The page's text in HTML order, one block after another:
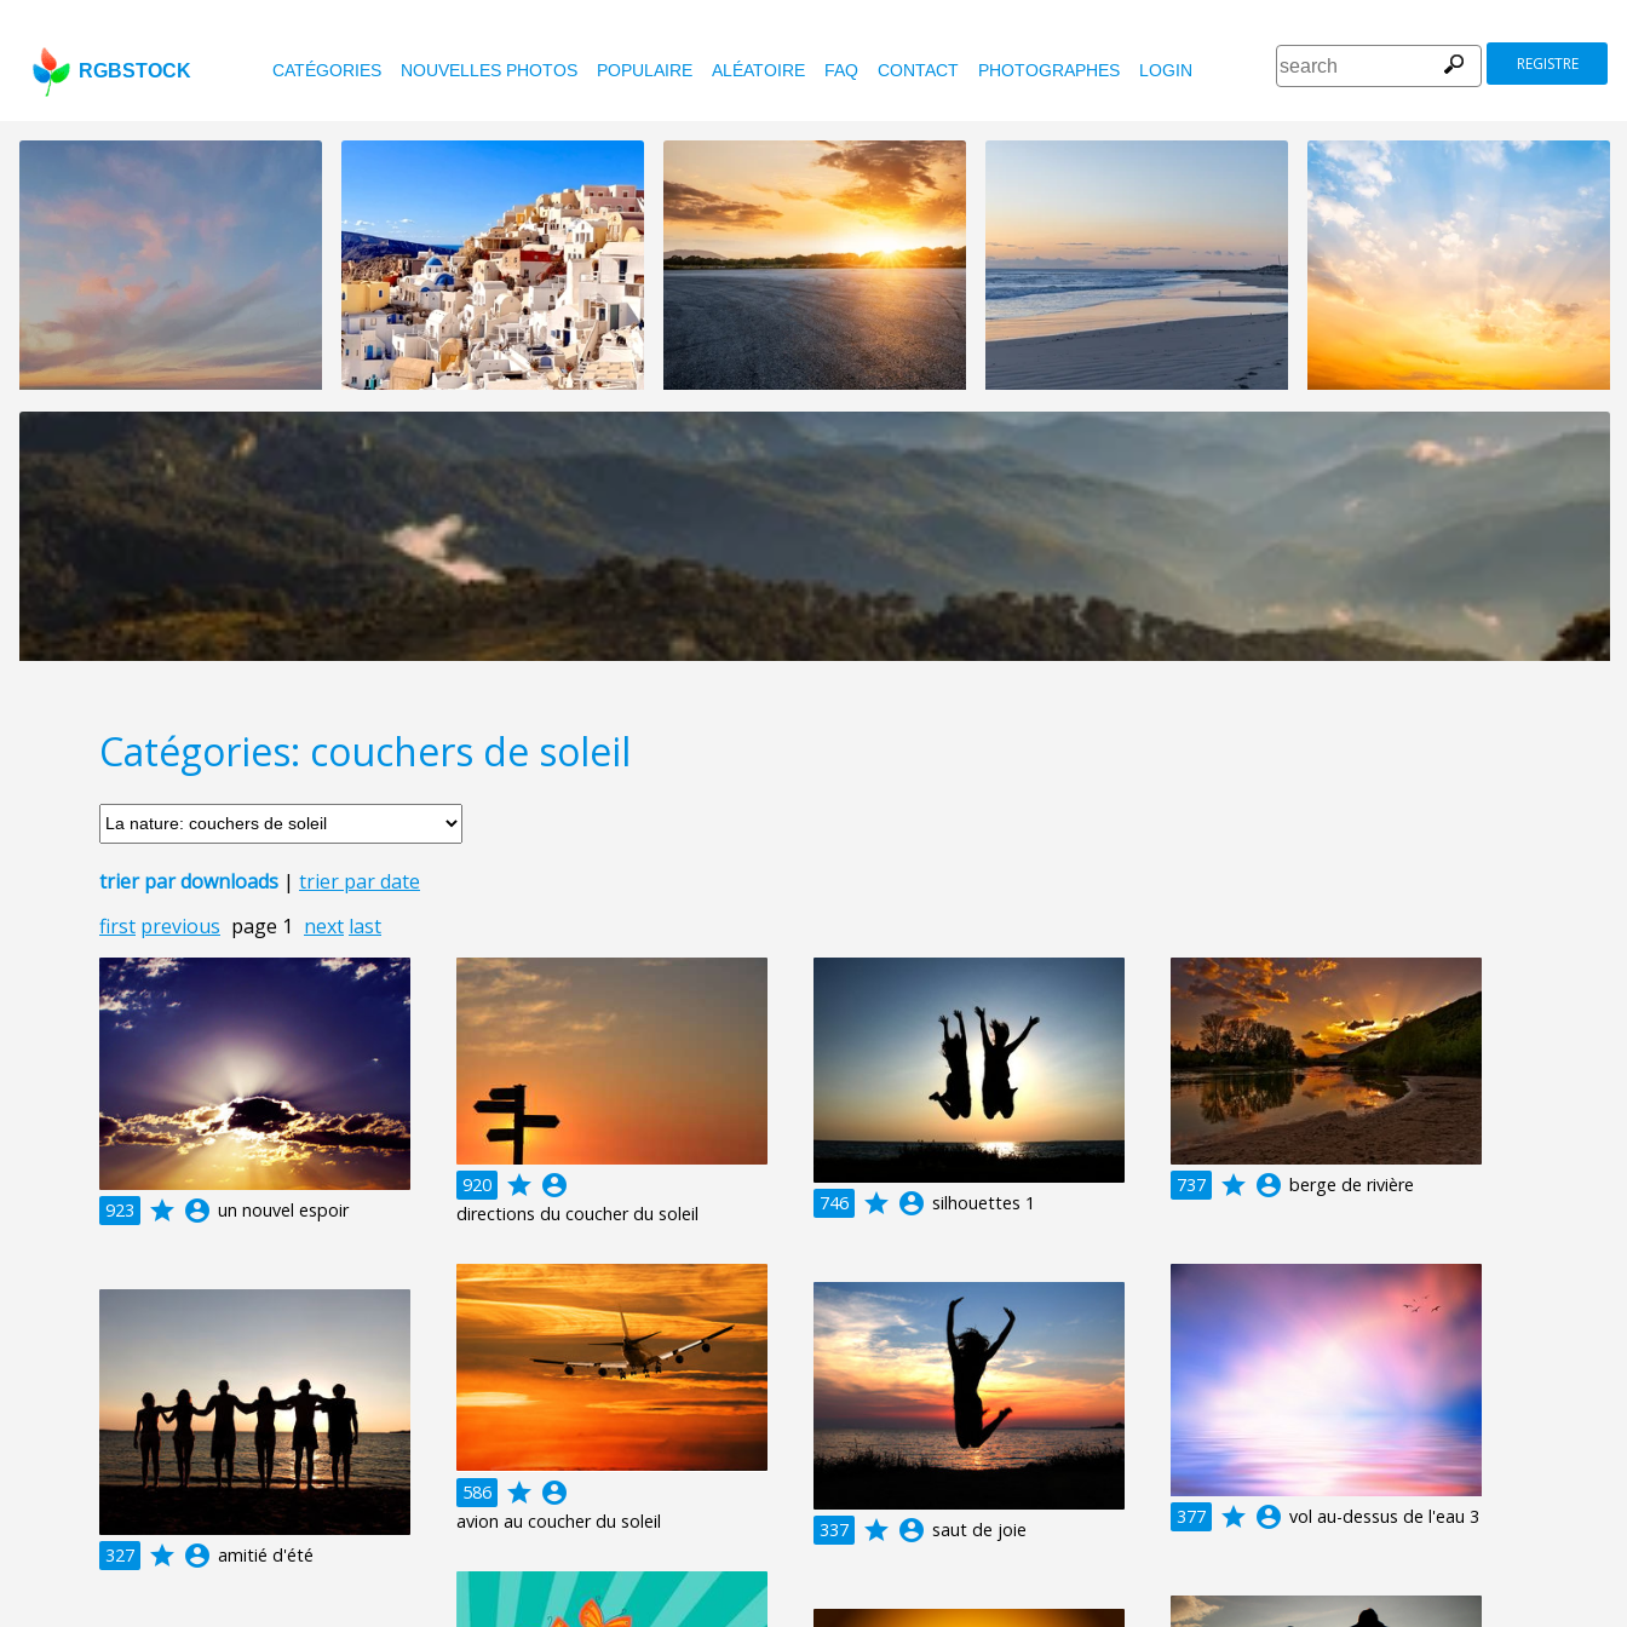
RGBSTOCK CATÉGORIES NOUVELLES PHOTOS POPULAIRE ALÉATOIRE FAQ CONTACT PHOTOGRAPHES LOGIN REGISTRE
Catégories: couchers de soleil
trier par downloads | trier par date
first previous page 1 next last
923 grade account_circle un nouvel espoir
920 grade account_circle
directions du coucher du soleil 746 grade account_circle silhouettes 1
737 grade account_circle berge de rivière
586 grade account_circle
avion au coucher du soleil 377 grade account_circle vol au-dessus de l'eau 3
337 grade account_circle saut de joie
327
grade account_circle amitié d'été